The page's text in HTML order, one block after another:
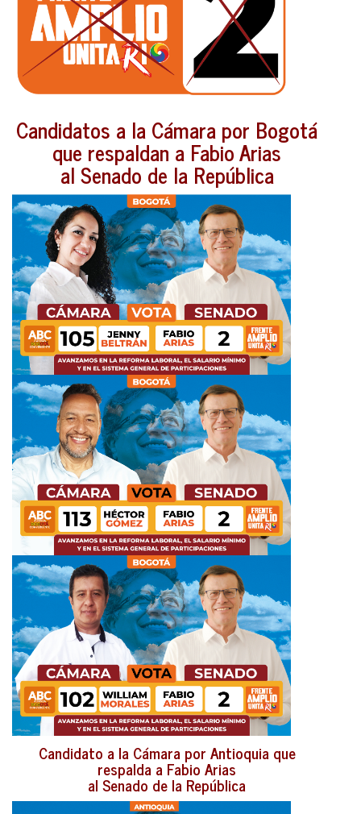
Candidatos a la Cámara por Bogotá
que respaldan a Fabio Arias
al Senado de la República
Candidato a la Cámara por Antioquia que
respalda a Fabio Arias
al Senado de la República